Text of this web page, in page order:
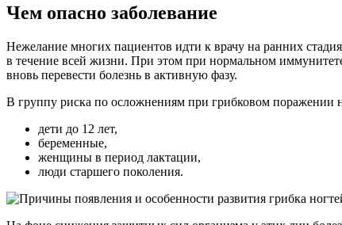
Чем опасно заболевание
Нежелание многих пациентов идти к врачу на ранних
в течение всей жизни. При этом при нормальном
вновь перевести болезнь в активную фазу.
В группу риска по осложнениям при грибковом поражении
дети до 12 лет,
беременные,
женщины в период лактации,
люди старшего поколения.